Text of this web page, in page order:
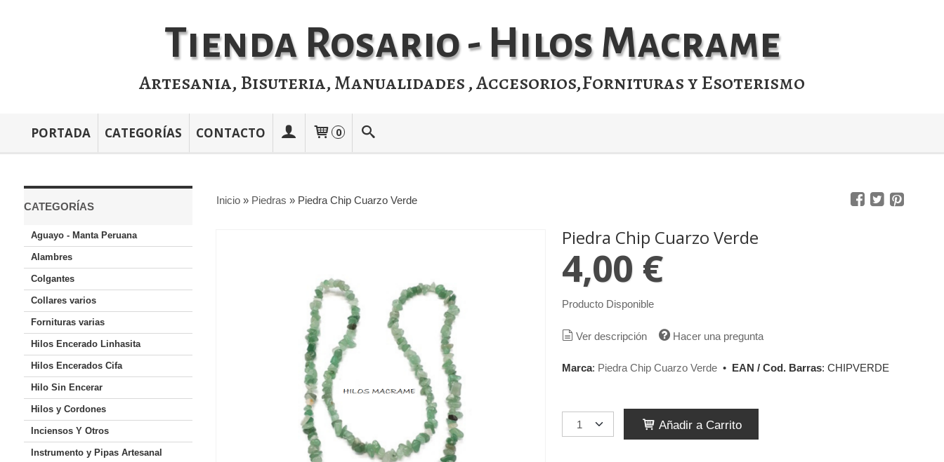
Tienda Rosario - Hilos Macrame
Artesania, Bisuteria, Manualidades , Accesorios,Fornituras y Esoterismo
PORTADA CATEGORÍAS CONTACTO 0
CATEGORÍAS
Aguayo - Manta Peruana
Alambres
Colgantes
Collares varios
Fornituras varias
Hilos Encerado Linhasita
Hilos Encerados Cifa
Hilo Sin Encerar
Hilos y Cordones
Inciensos Y Otros
Instrumento y Pipas Artesanal
Inicio» Piedras » Piedra Chip Cuarzo Verde
Piedra Chip Cuarzo Verde
4,00 €
Producto Disponible
Ver descripción Hacer una pregunta
Marca: Piedra Chip Cuarzo Verde• EAN / Cod. Barras: CHIPVERDE
Añadir a Carrito